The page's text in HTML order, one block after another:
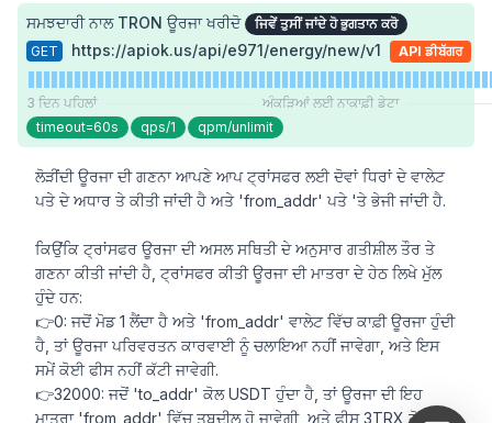
ਸਮਝਦਾਰੀ ਨਾਲ TRON ਊਰਜਾ ਖਰੀਦੋ
ਜਿਵੇਂ ਤੁਸੀਂ ਜਾਂਦੇ ਹੋ ਭੁਗਤਾਨ ਕਰੋ
GET
https://apiok.us/api/e971/energy/new/v1 API ਡੀਬੱਗਰ
3 ਦਿਨ ਪਹਿਲਾਂ
ਅੰਕੜਿਆਂ ਲਈ ਨਾਕਾਫ਼ੀ ਡੇਟਾ
timeout=60s
qps/1 qpm/unlimit
ਲੋੜੀਂਦੀ ਊਰਜਾ ਦੀ ਗਣਨਾ ਆਪਣੇ ਆਪ ਟ੍ਰਾਂਸਫਰ ਲਈ ਦੋਵਾਂ ਧਿਰਾਂ ਦੇ ਵਾਲੇਟ
ਪਤੇ ਦੇ ਅਧਾਰ ਤੇ ਕੀਤੀ ਜਾਂਦੀ ਹੈ ਅਤੇ 'from_addr' ਪਤੇ 'ਤੇ ਭੇਜੀ ਜਾਂਦੀ ਹੈ.
ਕਿਉਂਕਿ ਟ੍ਰਾਂਸਫਰ ਊਰਜਾ ਦੀ ਅਸਲ ਸਥਿਤੀ ਦੇ ਅਨੁਸਾਰ ਗਤੀਸ਼ੀਲ ਤੌਰ ਤੇ
ਗਣਨਾ ਕੀਤੀ ਜਾਂਦੀ ਹੈ, ਟ੍ਰਾਂਸਫਰ ਕੀਤੀ ਊਰਜਾ ਦੀ ਮਾਤਰਾ ਦੇ ਹੇਠ ਲਿਖੇ ਮੁੱਲ
ਹੁੰਦੇ ਹਨ:
👉0: ਜਦੋਂ ਮੋਡ 1 ਲੈਂਦਾ ਹੈ ਅਤੇ 'from_addr' ਵਾਲੇਟ ਵਿੱਚ ਕਾਫ਼ੀ ਊਰਜਾ ਹੁੰਦੀ
ਹੈ, ਤਾਂ ਊਰਜਾ ਪਰਿਵਰਤਨ ਕਾਰਵਾਈ ਨੂੰ ਚਲਾਇਆ ਨਹੀਂ ਜਾਵੇਗਾ, ਅਤੇ ਇਸ
ਸਮੇਂ ਕੋਈ ਫੀਸ ਨਹੀਂ ਕੱਟੀ ਜਾਵੇਗੀ.
👉32000: ਜਦੋਂ 'to_addr' ਕੋਲ USDT ਹੁੰਦਾ ਹੈ, ਤਾਂ ਊਰਜਾ ਦੀ ਇਹ
ਮਾਤਰਾ 'from_addr' ਵਿੱਚ ਤਬਦੀਲ ਹੋ ਜਾਵੇਗੀ, ਅਤੇ ਫੀਸ 3TRX ਹੋਵੇਗੀ,